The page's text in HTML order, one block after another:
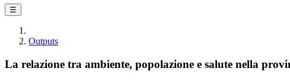
☰
Outputs
La relazione tra ambiente, popolazione e salute nella